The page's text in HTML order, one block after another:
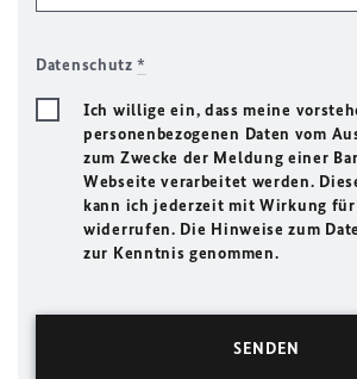
Datenschutz*
Ich willige ein, dass meine
personenbezogenen Daten vom
zum Zwecke der Meldung einer
Webseite verarbeitet werden.
kann ich jederzeit mit Wirkung
widerrufen. Die Hinweise zum
zur Kenntnis genommen.